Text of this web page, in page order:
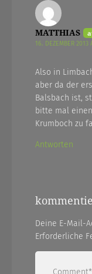
MATTHIAS
16. DEZEMBER 2013
Also in
aber da der
Balsbach ist,
bitte mal
Krumboch zu
Antworten
Deine E-Mail-
Erforderliche